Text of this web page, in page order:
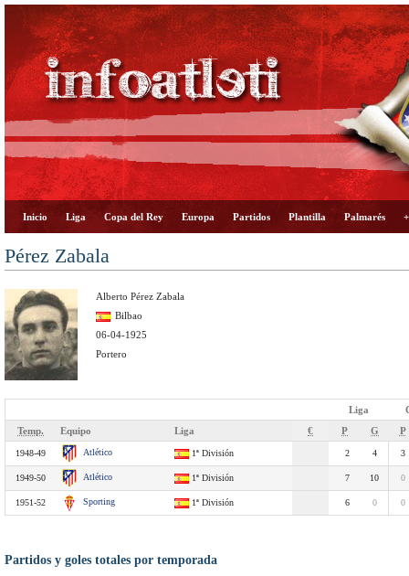
Inicio Liga Copa del Rey Europa Partidos Plantilla Palmarés
Pérez Zabala
Alberto Pérez Zabala
Bilbao
06-04-1925
Portero
Liga
Temp.
Equipo Liga € P G P
1948-49 Atlético 1ª División 2 4 3
1949-50 Atlético 1ª División 7 10 0
1951-52 Sporting 1ª División 6 0 0
Partidos y goles totales por temporada